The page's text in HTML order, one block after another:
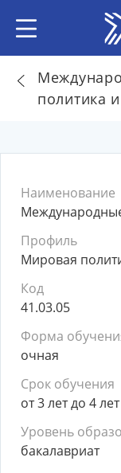
политика
Наименование
Профиль
Мировая
Код
41.03.05
Форма
очная
Срок обучения
от 3 лет до 4 лет
Уровень
бакалавриат